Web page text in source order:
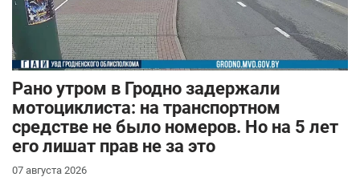
Рано утром в Гродно задержали
мотоциклиста: на транспортном
средстве не было номеров. Но на 5 лет
его лишат прав не за это
07 августа 2026